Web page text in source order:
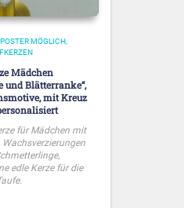
MÖGLICH
Mädchen
und Blätterranke“,
mit Kreuz
für Mädchen mit
edle Kerze für die